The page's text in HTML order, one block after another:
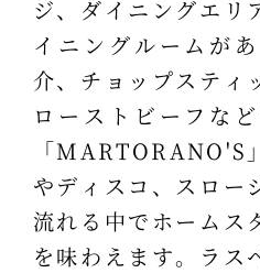
ジ、ダイニングエリ
イニングルームが
介、チョップスティ
ローストビーフな
「MARTORANO'S
やディスコ、スロー
流れる中でホームス
を味わえます。ラス